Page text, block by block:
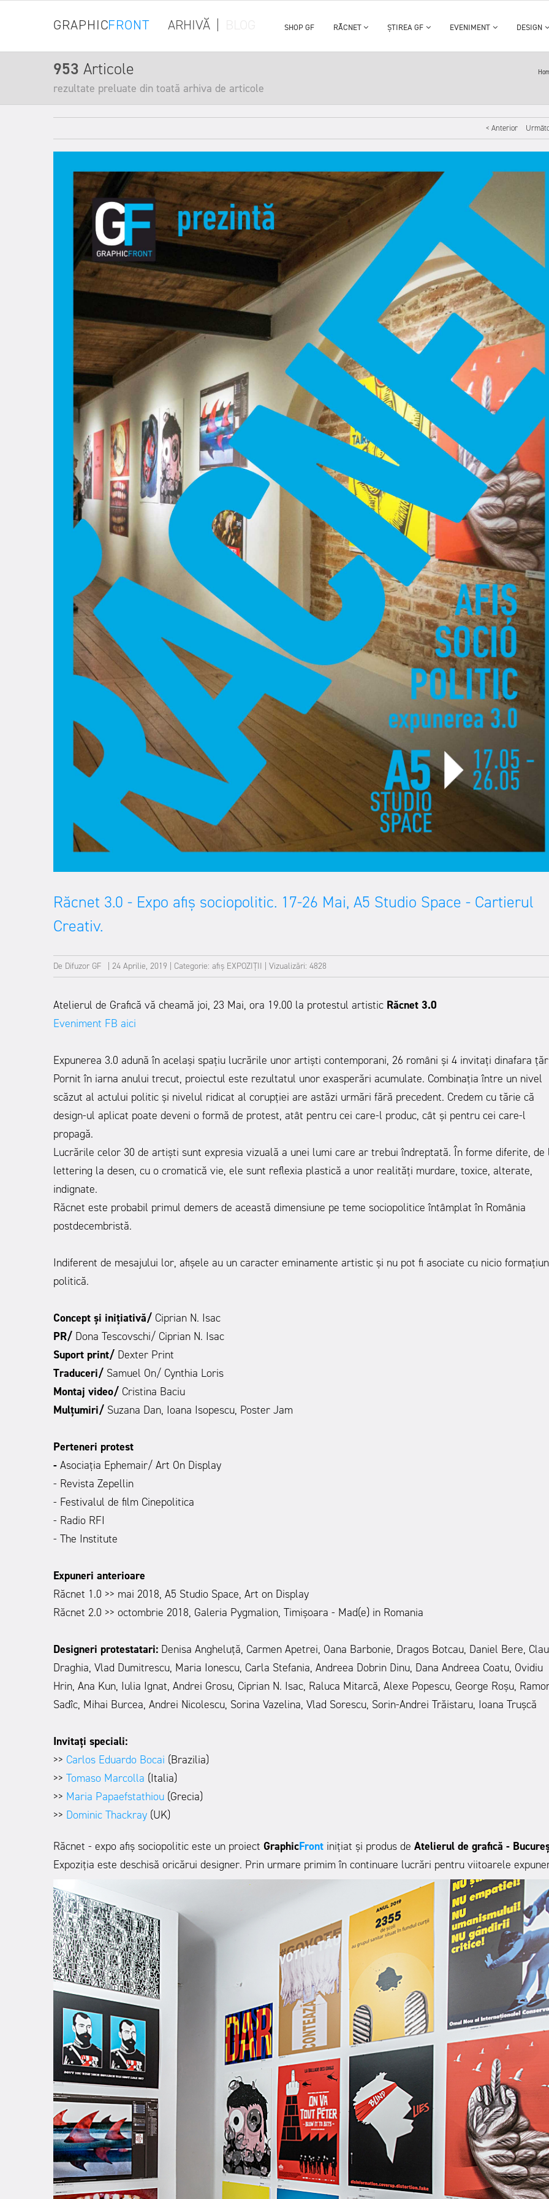
GRAPHICFRONT ARHIVĂ SHOP GF RĂCNET ȘTIREA GF EVENIMENT DESIGN
953 Articole
rezultate preluate din toată arhiva de articole
< Anterior
Răcnet 3.0 - Expo afiș sociopolitic. 17-26 Mai, A5 Studio Space - Cartierul
Creativ.
De Difuzor GF | 24 Aprilie, 2019 | Categorie: afiș EXPOZIȚII | Vizualizări: 4828
Atelierul de Grafică vă cheamă joi, 23 Mai, ora 19.00 la protestul artistic Răcnet 3.0
Eveniment FB aici
Expunerea 3.0 adună în același spațiu lucrările unor artiști contemporani, 26 români și 4 invitați dinafara
Pornit în iarna anului trecut, proiectul este rezultatul unor exasperări acumulate. Combinația între un nivel
scăzut al actului politic și nivelul ridicat al corupției are astăzi urmări fără precedent. Credem cu tărie că
design-ul aplicat poate deveni o formă de protest, atât pentru cei care-l produc, cât și pentru cei care-l
propagă.
Lucrările celor 30 de artiști sunt expresia vizuală a unei lumi care ar trebui îndreptată. În forme diferite, de
lettering la desen, cu o cromatică vie, ele sunt reflexia plastică a unor realități murdare, toxice, alterate,
indignate.
Răcnet este probabil primul demers de această dimensiune pe teme sociopolitice întâmplat în România
postdecembristă.
Indiferent de mesajului lor, afișele au un caracter eminamente artistic și nu pot fi asociate cu nicio
politică.
Concept și inițiativă/ Ciprian N. Isac
PR/ Dona Tescovschi/ Ciprian N. Isac
Suport print/ Dexter Print
Traduceri/ Samuel On/ Cynthia Loris
Montaj video/ Cristina Baciu
Mulțumiri/ Suzana Dan, Ioana Isopescu, Poster Jam
Perteneri protest
- Asociația Ephemair/ Art On Display
- Revista Zepellin
- Festivalul de film Cinepolitica
- Radio RFI
- The Institute
Expuneri anterioare
Răcnet 1.0 >> mai 2018, A5 Studio Space, Art on Display
Răcnet 2.0 >> octombrie 2018, Galeria Pygmalion, Timișoara - Mad(e) in Romania
Designeri protestatari: Denisa Angheluță, Carmen Apetrei, Oana Barbonie, Dragos Botcau, Daniel Bere,
Draghia, Vlad Dumitrescu, Maria Ionescu, Carla Stefania, Andreea Dobrin Dinu, Dana Andreea Coatu, Ovidiu
Hrin, Ana Kun, Iulia Ignat, Andrei Grosu, Ciprian N. Isac, Raluca Mitarcă, Alexe Popescu, George Roșu,
Sadîc, Mihai Burcea, Andrei Nicolescu, Sorina Vazelina, Vlad Sorescu, Sorin-Andrei Trăistaru, Ioana
Invitați speciali:
>> Carlos Eduardo Bocai (Brazilia)
>> Tomaso Marcolla (Italia)
>> Maria Papaefstathiou (Grecia)
>> Dominic Thackray (UK)
Răcnet - expo afiș sociopolitic este un proiect GraphicFront inițiat și produs de Atelierul de grafică -
Expoziția este deschisă oricărui designer. Prin urmare primim în continuare lucrări pentru viitoarele